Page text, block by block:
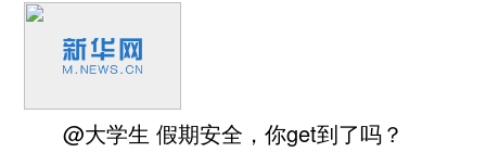
@大学生 假期安全，你get到了吗？